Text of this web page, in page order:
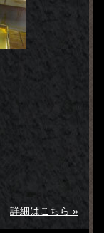
詳細はこちら »